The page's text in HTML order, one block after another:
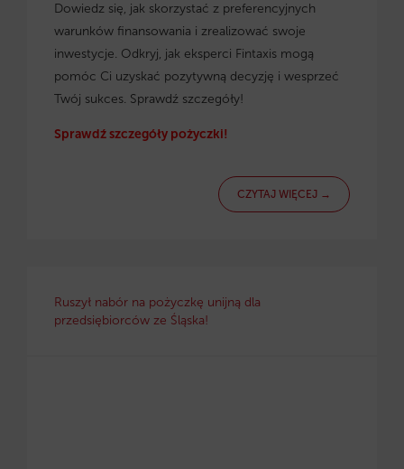
Dowiedz się, jak skorzystać z preferencyjnych
warunków finansowania i zrealizować swoje
inwestycje. Odkryj, jak eksperci Fintaxis mogą
pomóc Ci uzyskać pozytywną decyzję i wesprzeć
Twój sukces. Sprawdź szczegóły!
Sprawdź szczegóły pożyczki!
CZYTAJ WIĘCEJ →
Ruszył nabór na pożyczkę unijną dla
przedsiębiorców ze Śląska!